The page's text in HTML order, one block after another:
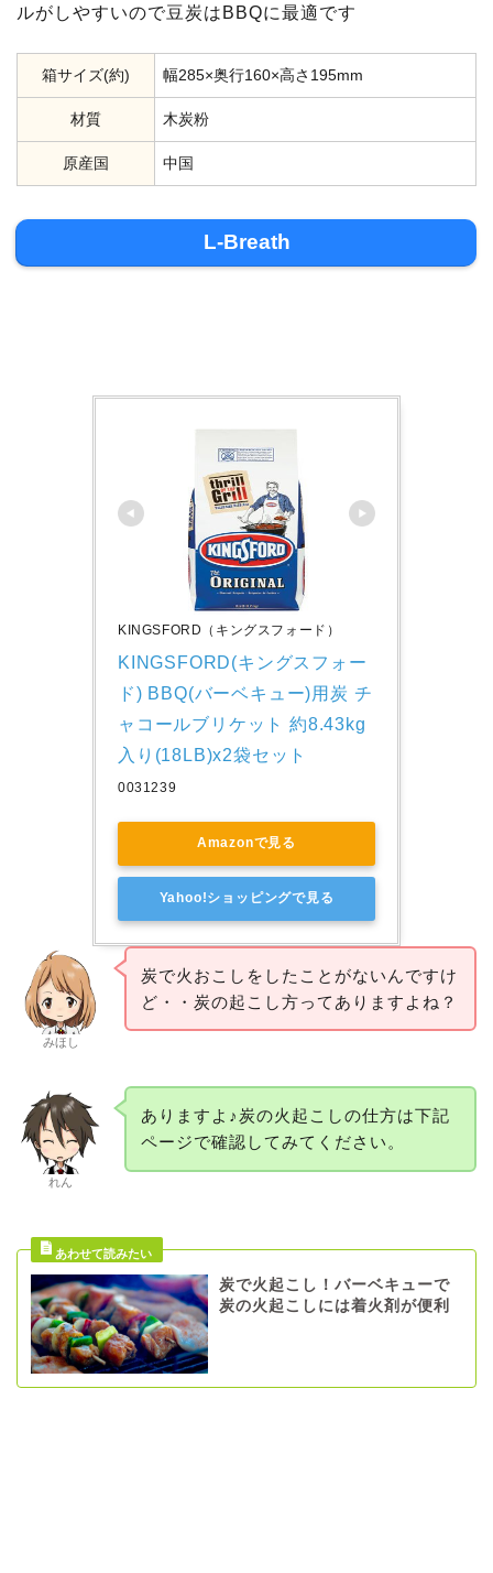
ルがしやすいので豆炭はBBQに最適です
箱サイズ(約) 幅285×奥行160×高さ195mm
材質 木炭粉
原産国 中国
L-Breath
KINGSFORD（キングスフォード）
KINGSFORD(キングスフォー
ド) BBQ(バーベキュー)用炭 チ
ャコールブリケット 約8.43kg
入り(18LB)x2袋セット
0031239
Amazonで見る
Yahoo!ショッピングで見る
みほし
炭で火おこしをしたことがないんですけ
ど・・炭の起こし方ってありますよね？
れん
ありますよ♪炭の火起こしの仕方は下記
ページで確認してみてください。
炭で火起こし！バーベキューで
炭の火起こしには着火剤が便利